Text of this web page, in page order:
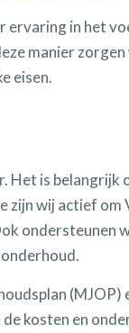
in het
manier
eisen.
is belangrijk
wij actief om
ondersteunen
(MJOP)
kosten en